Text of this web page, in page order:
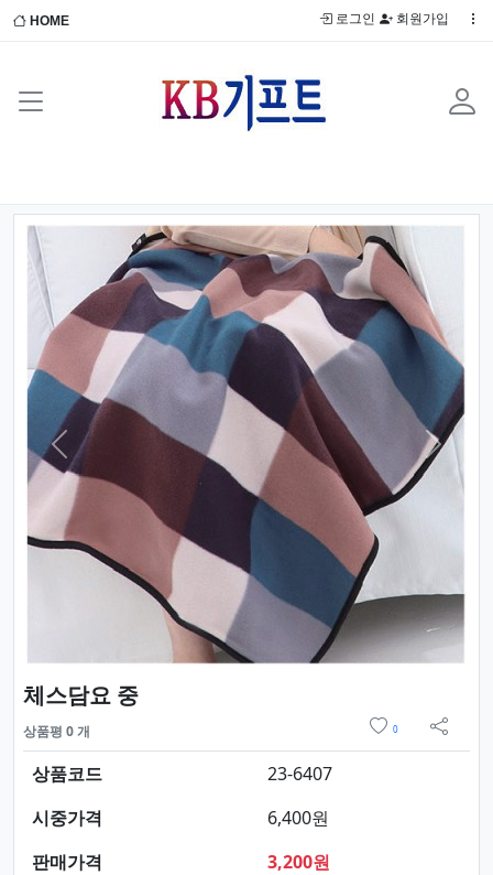
HOME 로그인 회원가입
Previous Next
체스담요 중요약정보 및 구매
상품평 0 개 0
sns 공
상품코드
23-6407
시중가격
6,400원
판매가격
3,200원